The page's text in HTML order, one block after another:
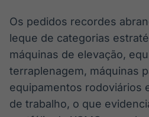
Os pedidos recordes
leque de categorias
máquinas de elevação,
terraplenagem, máquinas
equipamentos rodoviários
de trabalho, o que